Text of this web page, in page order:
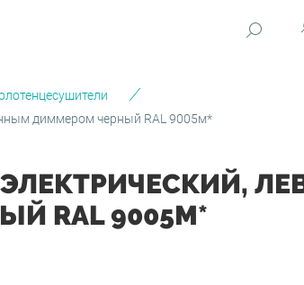
диммером черный RAL 9005м*
RAL 9005М*